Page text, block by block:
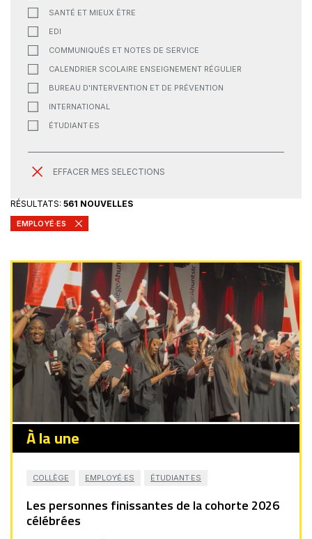
SANTÉ ET MIEUX ÊTRE
EDI
COMMUNIQUÉS ET NOTES DE SERVICE
CALENDRIER SCOLAIRE ENSEIGNEMENT RÉGULIER
BUREAU D'INTERVENTION ET DE PRÉVENTION
INTERNATIONAL
ÉTUDIANT·ES
EFFACER MES SELECTIONS
RÉSULTATS: 561 NOUVELLES
EMPLOYÉ·ES
À la une
COLLÈGE EMPLOYÉ·ES ÉTUDIANT·ES
Les personnes finissantes de la cohorte 2026
célébrées